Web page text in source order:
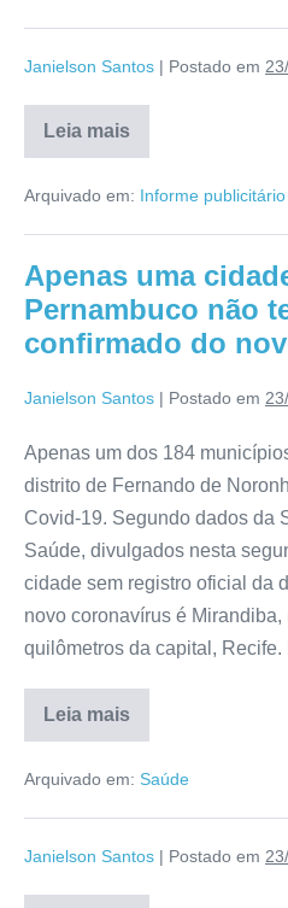
Janielson Santos | Postado em
Leia mais
Arquivado em: Informe publicitário
Apenas uma
Pernambuco não
confirmado do
Janielson Santos | Postado em
Apenas um dos 184
distrito de Fernando de
Covid-19. Segundo dados da
Saúde, divulgados nesta
cidade sem registro oficial da
novo coronavírus é
quilômetros da capital,
Leia mais
Arquivado em: Saúde
Janielson Santos | Postado em